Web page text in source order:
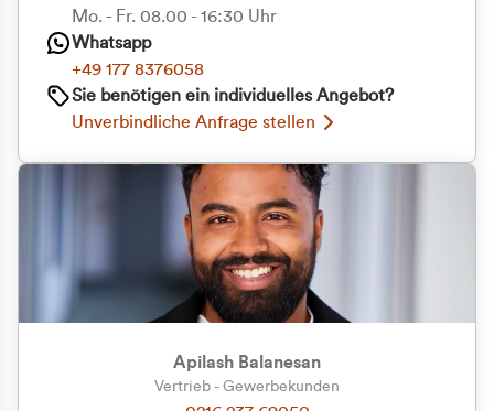
Mo. - Fr. 08.00 - 16:30 Uhr
Whatsapp
+49 177 8376058
Sie benötigen ein individuelles Angebot?
Unverbindliche Anfrage stellen
Apilash Balanesan
Vertrieb - Gewerbekunden